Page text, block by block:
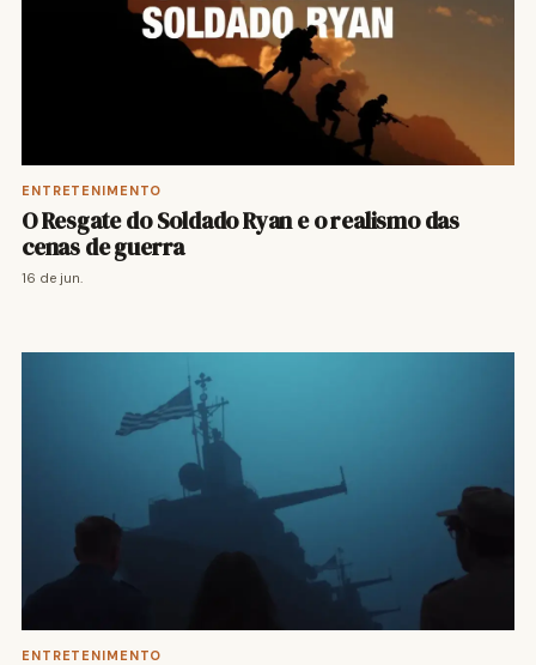
ENTRETENIMENTO
O Resgate do Soldado Ryan e o realismo das
cenas de guerra
16 de jun.
ENTRETENIMENTO